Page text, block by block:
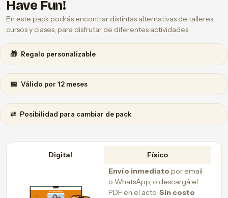
Have Fun!
En este pack podrás encontrar distintas alternativas de talleres,
cursos y clases, para disfrutar de diferentes actividades.
🎁 Regalo personalizable
📅 Válido por 12 meses
⇄ Posibilidad para cambiar de pack
Digital
Físico
Envío inmediato por email
o WhatsApp, o descargá el
PDF en el acto. Sin costo